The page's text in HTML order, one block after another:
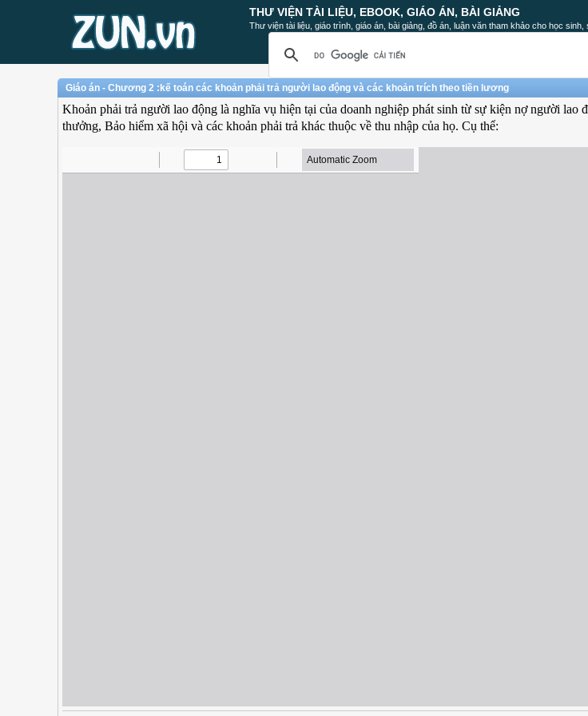
THƯ VIỆN TÀI LIỆU, EBOOK, GIÁO ÁN, BÀI GIẢNG
Thư viện tài liệu, giáo trình, giáo án, bài giảng, đồ án, luận văn tham khảo cho học sinh,
Giáo án - Chương 2 :kế toán các khoản phải trả người lao động và các khoản trích theo tiền lương
Khoản phải trả người lao động là nghĩa vụ hiện tại của doanh nghiệp phát sinh từ sự kiện nợ người lao
thưởng, Bảo hiểm xã hội và các khoản phải trả khác thuộc về thu nhập của họ. Cụ thể: